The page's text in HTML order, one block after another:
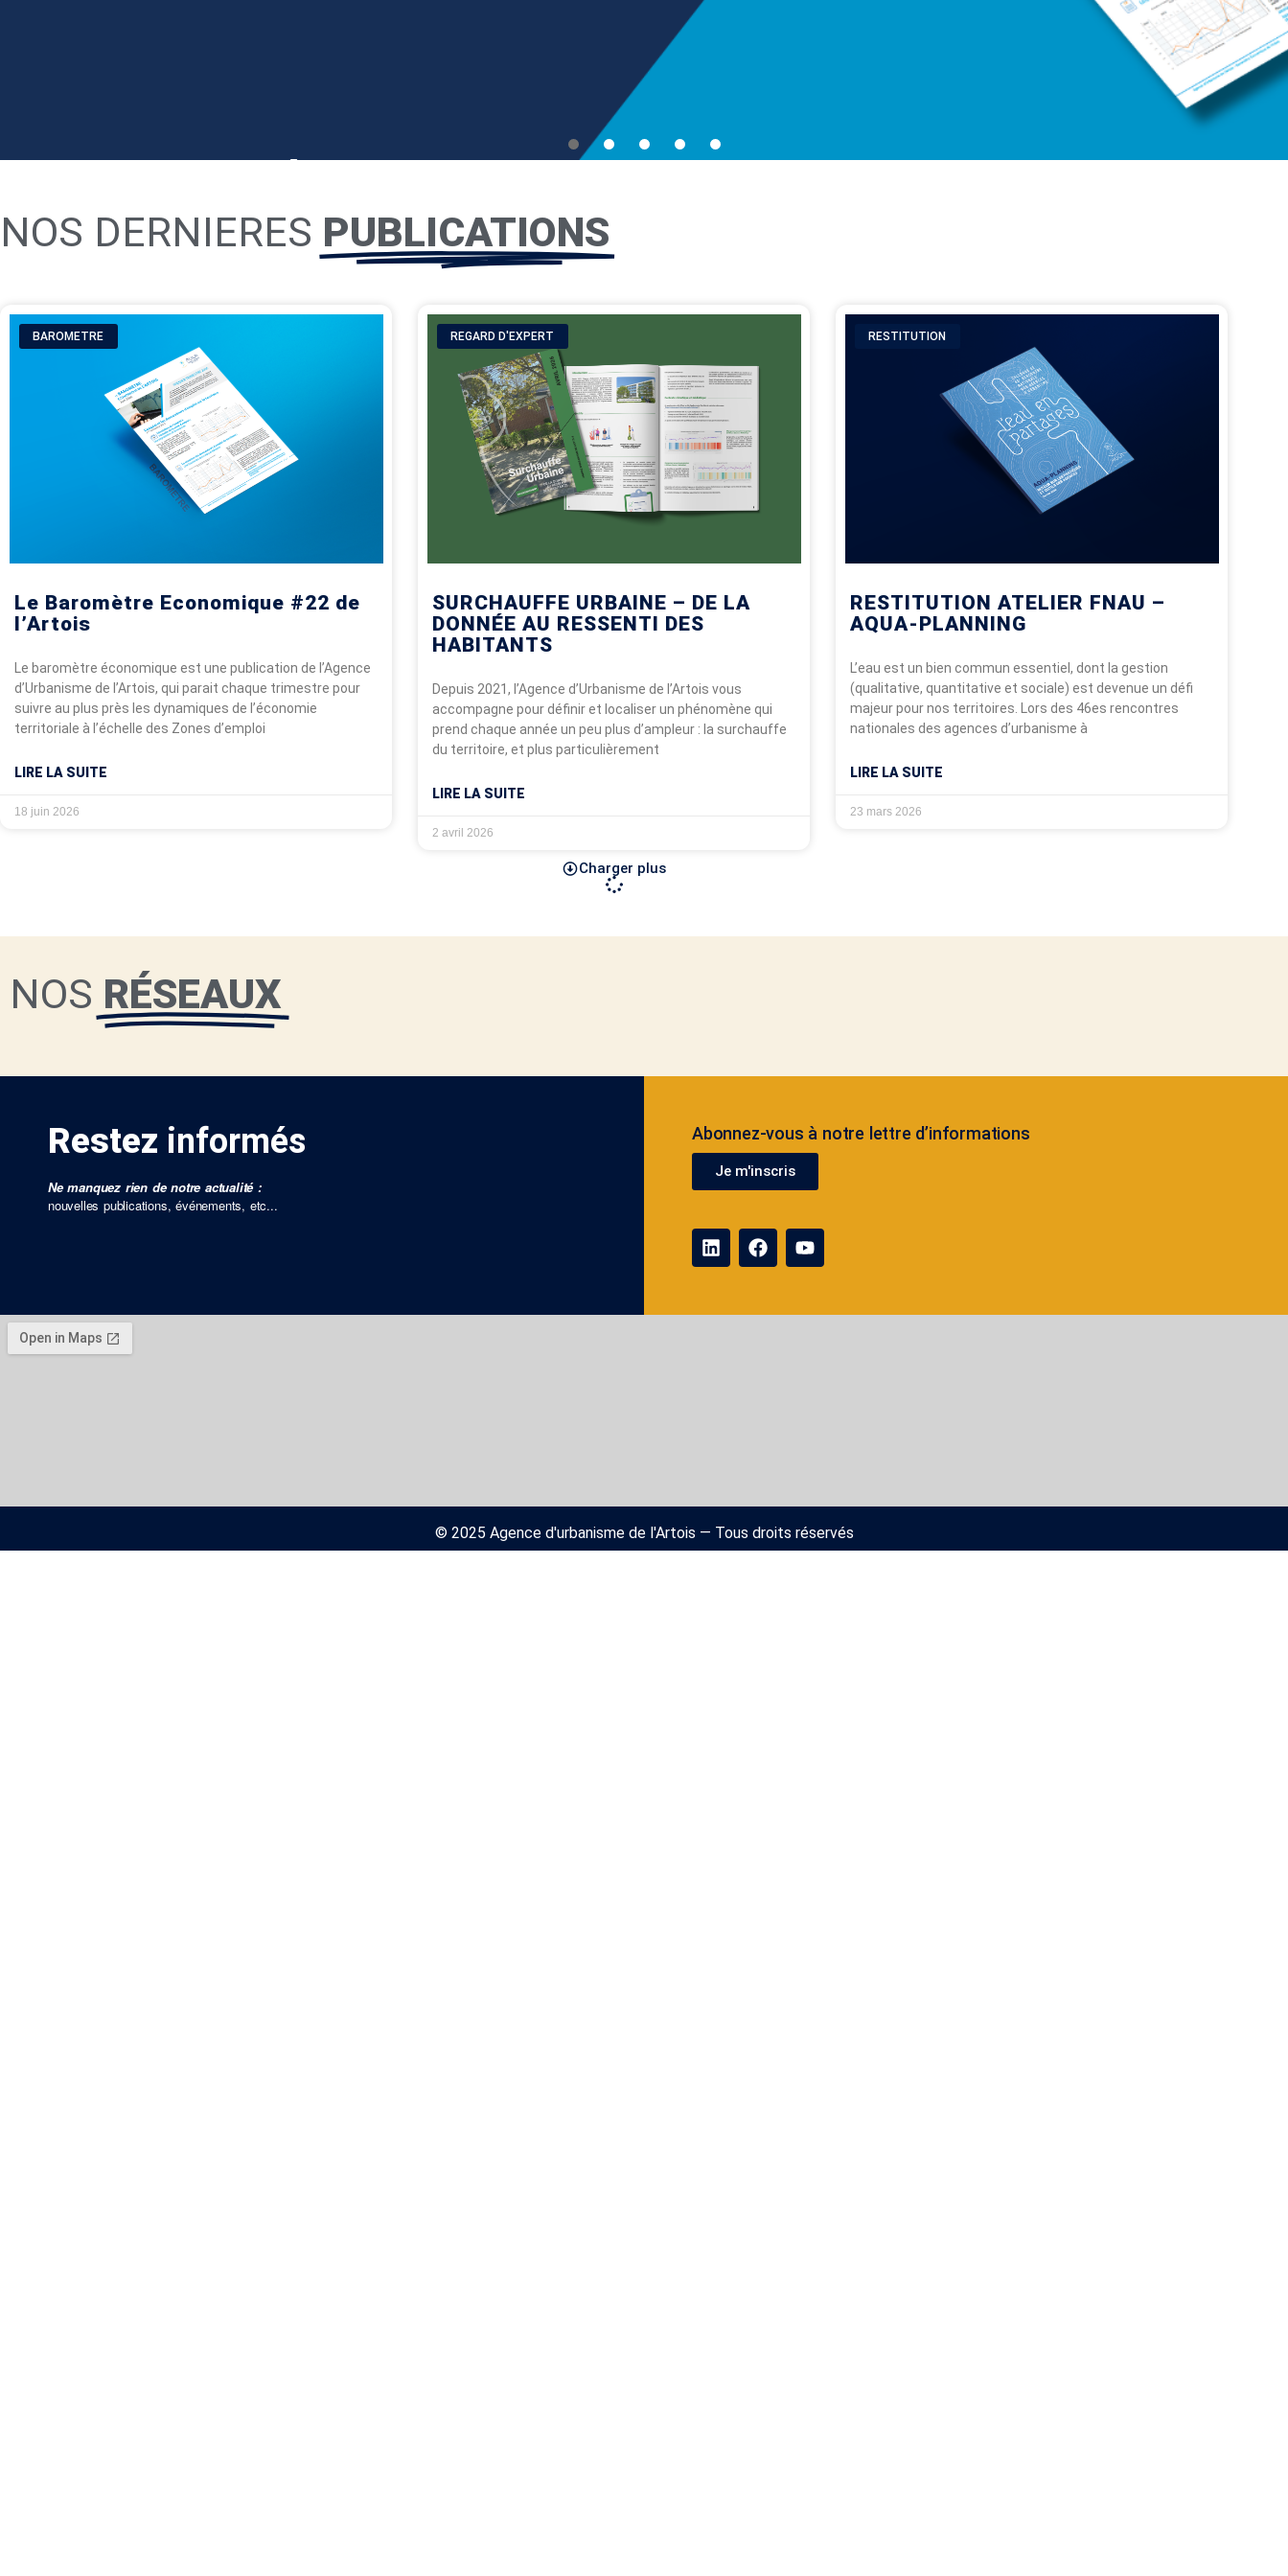
ECONOMIQUE #22 DE
Le baromètre économique est une publication de
l’Agence d’Urbanisme de l’Artois, qui parait chaque
trimestre pour suivre au plus près les dynamiques de
l’économie territoriale à l’échelle des Zones d’emploi de
Béthune et de Lens. Le baromètre présente les toutes
dernières données disponibles sur le marché de l’emploi
et l’activité des entreprises, pour observer en temps
réel la conjoncture et mieux appréhender les enjeux
économiques à venir sur le territoire.
PLUS D'INFOS
NOS DERNIERES PUBLICATIONS
BAROMETRE
Le Baromètre Economique #22 de
l’Artois
Le baromètre économique est une publication de l’Agence
d’Urbanisme de l’Artois, qui parait chaque trimestre pour
suivre au plus près les dynamiques de l’économie
territoriale à l’échelle des Zones d’emploi
LIRE LA SUITE
18 juin 2026
REGARD D'EXPERT
SURCHAUFFE URBAINE – DE LA
DONNÉE AU RESSENTI DES
HABITANTS
Depuis 2021, l’Agence d’Urbanisme de l’Artois vous
accompagne pour définir et localiser un phénomène qui
prend chaque année un peu plus d’ampleur : la surchauffe
du territoire, et plus particulièrement
LIRE LA SUITE
2 avril 2026
RESTITUTION
RESTITUTION ATELIER FNAU –
AQUA-PLANNING
L’eau est un bien commun essentiel, dont la gestion
(qualitative, quantitative et sociale) est devenue un défi
majeur pour nos territoires. Lors des 46es rencontres
nationales des agences d’urbanisme à
LIRE LA SUITE
23 mars 2026
Charger plus
NOS RÉSEAUX
Restez informés
Ne manquez rien de notre actualité :
nouvelles publications, événements, etc...
Abonnez-vous à notre lettre d’informations
Je m'inscris
© 2025 Agence d'urbanisme de l'Artois — Tous droits réservés